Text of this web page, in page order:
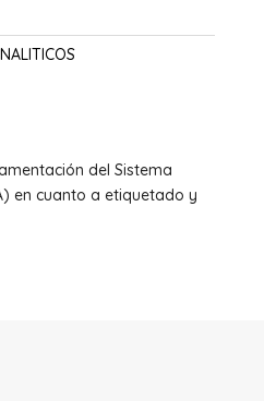
del Sistema
en cuanto a etiquetado y